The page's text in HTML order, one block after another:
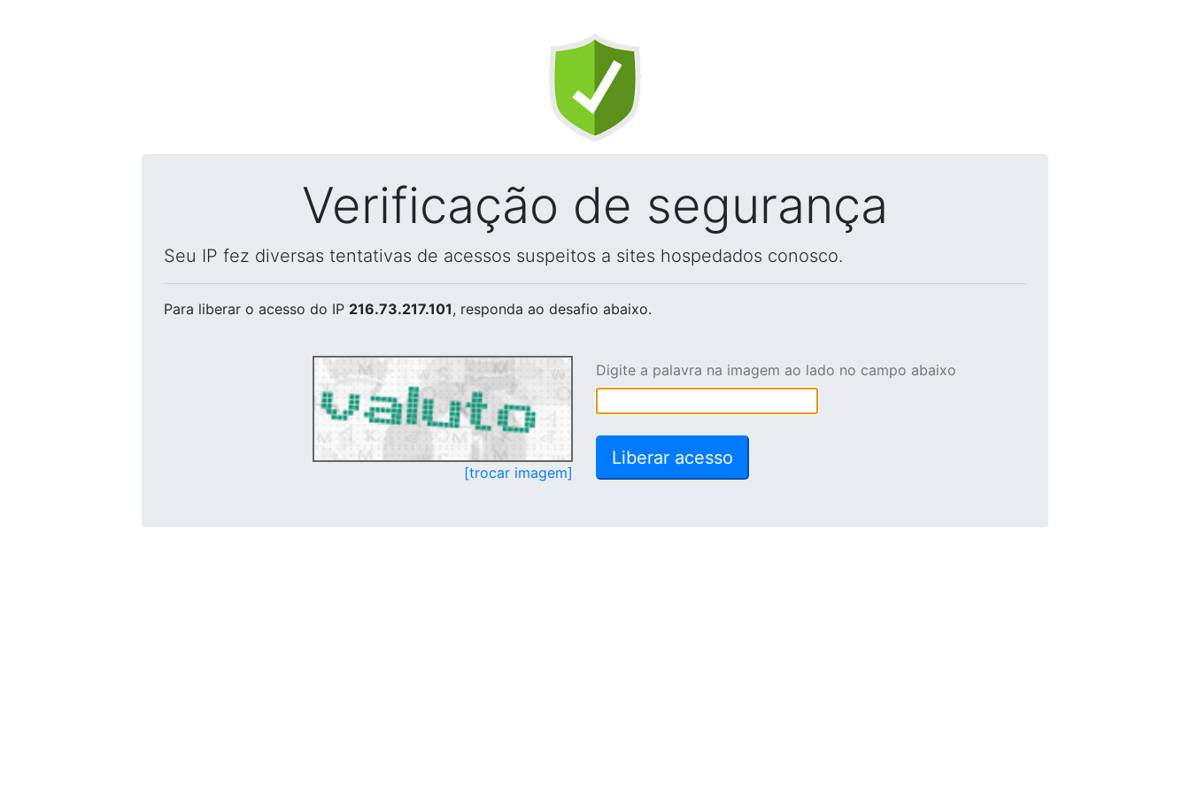
Verificação de segurança
Seu IP fez diversas tentativas de acessos suspeitos a sites hospedados conosco.
Para liberar o acesso do IP 216.73.217.101, responda ao desafio abaixo.
[trocar imagem]
Digite a palavra na imagem ao lado no campo abaixo